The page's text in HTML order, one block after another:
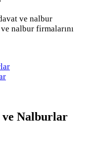
ve nalbur
nalbur firmalarını
ve Nalburlar